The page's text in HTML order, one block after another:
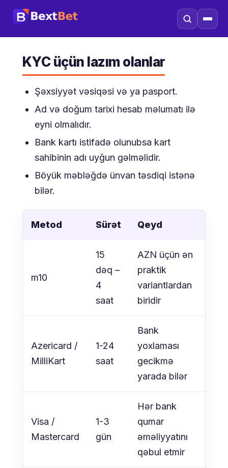
KYC üçün lazım olanlar
Şəxsiyyət vəsiqəsi və ya pasport.
Ad və doğum tarixi hesab məlumatı ilə
eyni olmalıdır.
Bank kartı istifadə olunubsa kart
sahibinin adı uyğun gəlməlidir.
Böyük məbləğdə ünvan təsdiqi istənə
bilər.
Metod Sürət Qeyd
m10
15
dəq –
4
saat
AZN üçün ən
praktik
variantlardan
biridir
Azericard /
MilliKart
1-24
saat
Bank
yoxlaması
gecikmə
yarada bilər
Visa /
Mastercard
1-3
gün
Hər bank
qumar
əməliyyatını
qəbul etmir